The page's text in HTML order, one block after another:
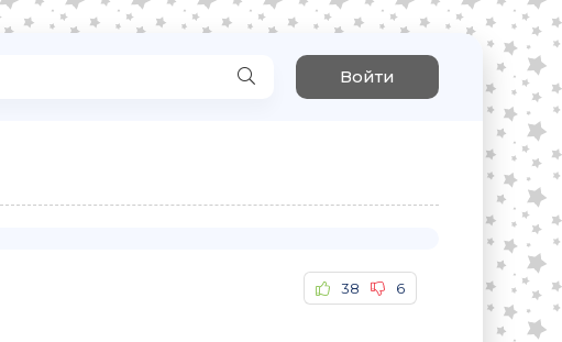
Войти
38 6